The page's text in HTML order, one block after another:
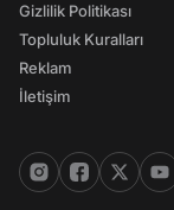
Gizlilik Politikası
Topluluk Kuralları
Reklam
İletişim